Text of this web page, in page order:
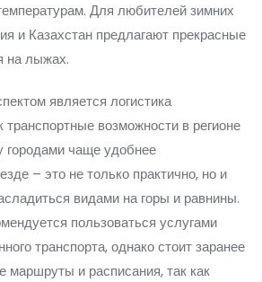
Для любителей зимних
и Казахстан предлагают прекрасные
на лыжах.
является логистика
транспортные возможности в регионе
чаще удобнее
– это не только практично, но и
видами на горы и равнины.
пользоваться услугами
транспорта, однако стоит заранее
маршруты и расписания, так как